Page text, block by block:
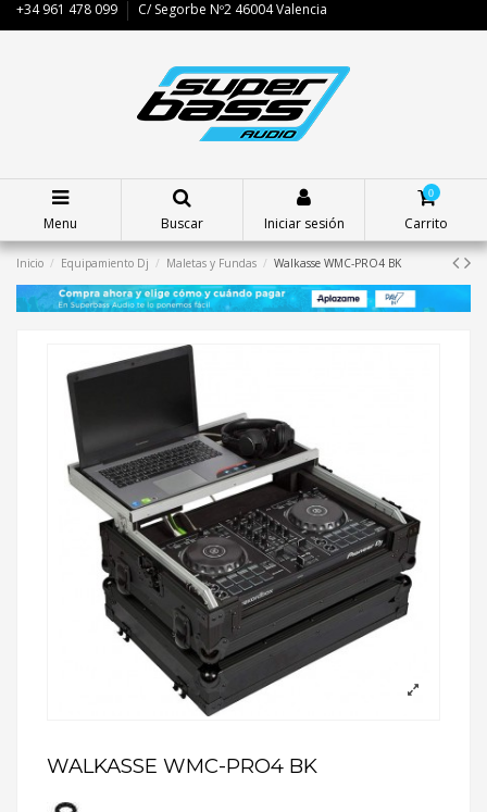
+34 961 478 099 C/ Segorbe Nº2 46004 Valencia
Menu Buscar Iniciar sesión
0
Carrito
Inicio Equipamiento Dj Maletas y Fundas Walkasse WMC-PRO4 BK
WALKASSE WMC-PRO4 BK